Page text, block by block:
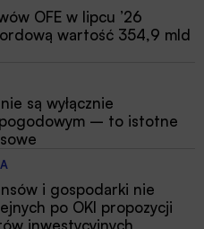
OFE w lipcu ’26
wartość 354,9 mld
są wyłącznie
– to istotne
i gospodarki nie
po OKI propozycji
inwestycyjnych